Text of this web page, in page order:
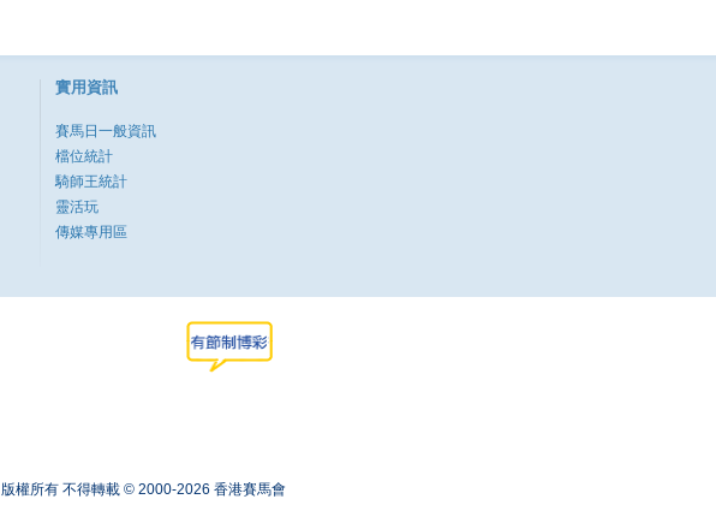
實用資訊
賽馬日一般資訊
檔位統計
騎師王統計
靈活玩
傳媒專用區
版權所有 不得轉載 © 2000-2026 香港賽馬會